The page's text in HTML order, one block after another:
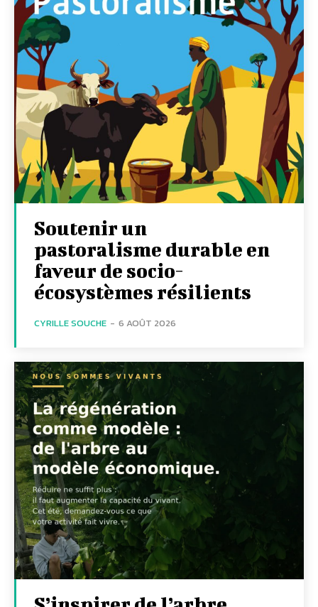
Soutenir un
pastoralisme durable en
faveur de socio-
écosystèmes résilients
CYRILLE SOUCHE - 6 AOÛT 2026